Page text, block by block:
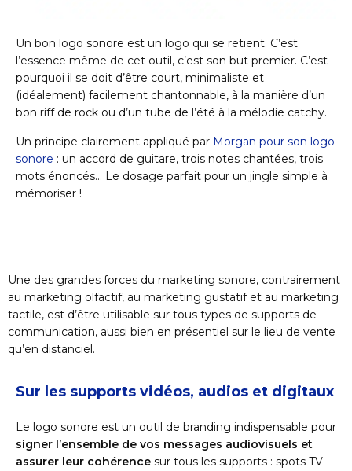
Un bon logo sonore est un logo qui se retient. C’est
l’essence même de cet outil, c’est son but premier. C’est
pourquoi il se doit d’être court, minimaliste et
(idéalement) facilement chantonnable, à la manière d’un
bon riff de rock ou d’un tube de l’été à la mélodie catchy.
Un principe clairement appliqué par Morgan pour son logo
sonore : un accord de guitare, trois notes chantées, trois
mots énoncés… Le dosage parfait pour un jingle simple à
mémoriser !
Une des grandes forces du marketing sonore, contrairement
au marketing olfactif, au marketing gustatif et au marketing
tactile, est d’être utilisable sur tous types de supports de
communication, aussi bien en présentiel sur le lieu de vente
qu’en distanciel.
Sur les supports vidéos, audios et digitaux
Le logo sonore est un outil de branding indispensable pour
signer l’ensemble de vos messages audiovisuels et
assurer leur cohérence sur tous les supports : spots TV